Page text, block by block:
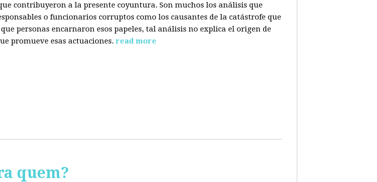
contribuyeron a la presente coyuntura. Son muchos los análisis que
o funcionarios corruptos como los causantes de la catástrofe que
personas encarnaron esos papeles, tal análisis no explica el origen de
promueve esas actuaciones. read more
quem?